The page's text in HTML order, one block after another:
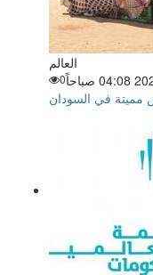
العالم
0
مميتة في السودان